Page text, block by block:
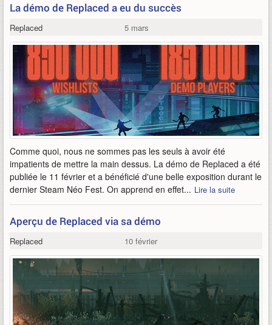
La démo de Replaced a eu du succès
Replaced 5 mars
Comme quoi, nous ne sommes pas les seuls à avoir été
impatients de mettre la main dessus. La démo de Replaced a été
publiée le 11 février et a bénéficié d'une belle exposition durant le
dernier Steam Néo Fest. On apprend en effet... Lire la suite
Aperçu de Replaced via sa démo
Replaced 10 février